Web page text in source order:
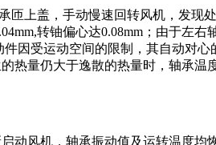
上盖，手动慢速回转风机，发现
转铀偏心达0.08mm ；由于左右
件因受运动空间的限制，其自动对
热量仍大于逸散的热量时，轴承温
动风机，轴承振动值及运转温度均